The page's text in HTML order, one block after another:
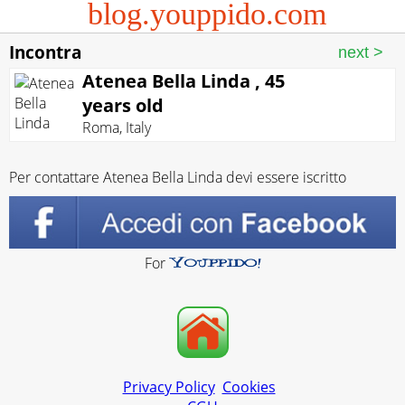
blog.youppido.com
Incontra
Atenea Bella Linda , 45
years old
Roma, Italy
Per contattare Atenea Bella Linda devi essere iscritto
For
Privacy Policy Cookies